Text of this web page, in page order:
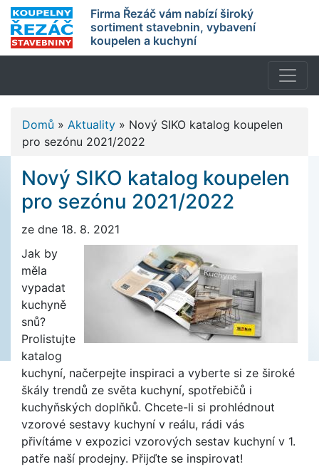
Firma Řezáč vám nabízí široký
sortiment stavebnin, vybavení
koupelen a kuchyní
Domů » Aktuality » Nový SIKO katalog koupelen
pro sezónu 2021/2022
Nový SIKO katalog koupelen
pro sezónu 2021/2022
ze dne 18. 8. 2021
Jak by
měla
vypadat
kuchyně
snů?
Prolistujte
katalog
kuchyní, načerpejte inspiraci a vyberte si ze široké
škály trendů ze světa kuchyní, spotřebičů i
kuchyňských doplňků. Chcete-li si prohlédnout
vzorové sestavy kuchyní v reálu, rádi vás
přivítáme v expozici vzorových sestav kuchyní v 1.
patře naší prodejny. Přijďte se inspirovat!